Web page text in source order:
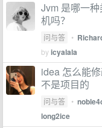
Jvm 是哪一
机吗？
问与答 •
byicyalala
idea 怎么能
不是项目的
问与答 •
long2ice